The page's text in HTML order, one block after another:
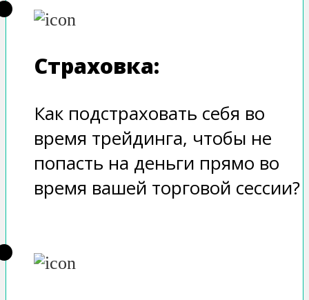
Страховка:
Как подстраховать себя во
время трейдинга, чтобы не
попасть на деньги прямо во
время вашей торговой сессии?